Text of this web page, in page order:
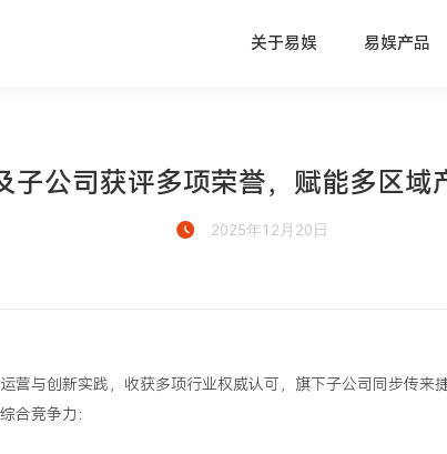
关于易娱 易娱产品
子公司获评多项荣誉，赋能多区域
2025年12月20日
营与创新实践，收获多项行业权威认可，旗下子公司同步传来
合竞争力：